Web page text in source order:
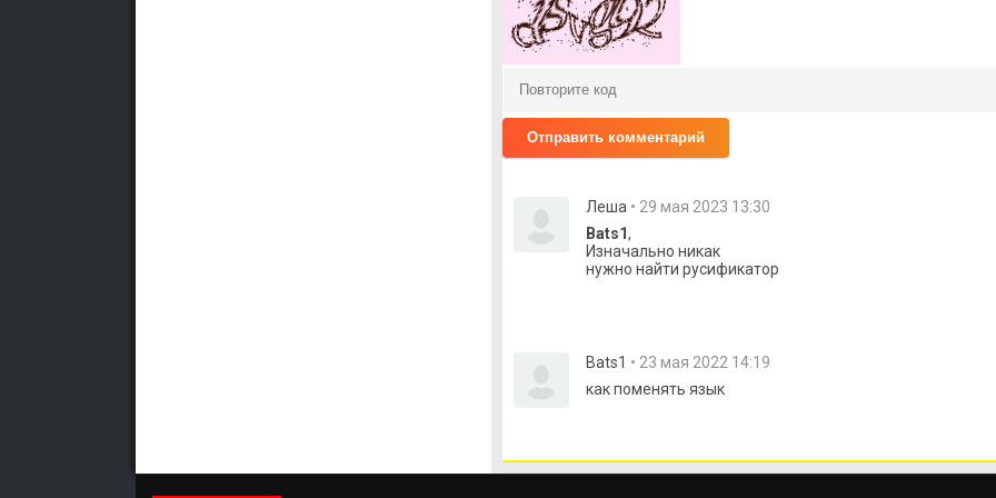
Отправить комментарий
Леша • 29 мая 2023 13:30
Bats1,
Изначально никак
нужно найти русификатор
Bats1 • 23 мая 2022 14:19
как поменять язык